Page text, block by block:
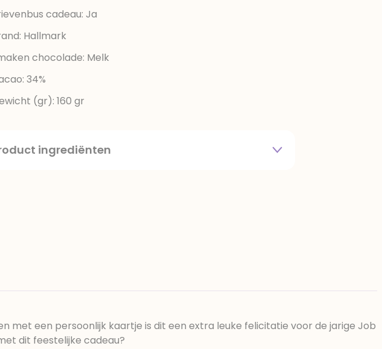
cadeau: Ja
Hallmark
chocolade: Melk
34%
(gr): 160 gr
ingrediënten
met een persoonlijk kaartje is dit een extra leuke felicitatie voor de jarige Job
dit feestelijke cadeau?